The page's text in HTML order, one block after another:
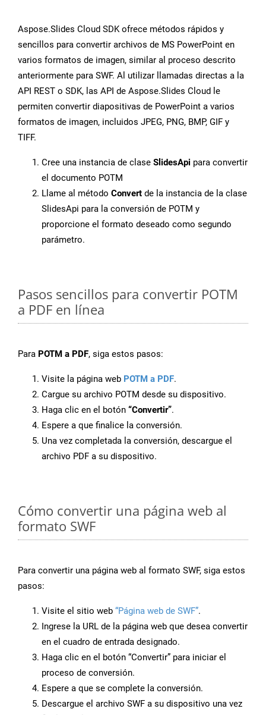
Aspose.Slides Cloud SDK ofrece métodos rápidos y
sencillos para convertir archivos de MS PowerPoint en
varios formatos de imagen, similar al proceso descrito
anteriormente para SWF. Al utilizar llamadas directas a la
API REST o SDK, las API de Aspose.Slides Cloud le
permiten convertir diapositivas de PowerPoint a varios
formatos de imagen, incluidos JPEG, PNG, BMP, GIF y
TIFF.
Cree una instancia de clase SlidesApi para convertir
el documento POTM
Llame al método Convert de la instancia de la clase
SlidesApi para la conversión de POTM y
proporcione el formato deseado como segundo
parámetro.
Pasos sencillos para convertir POTM
a PDF en línea
Para POTM a PDF, siga estos pasos:
Visite la página web POTM a PDF.
Cargue su archivo POTM desde su dispositivo.
Haga clic en el botón “Convertir”.
Espere a que finalice la conversión.
Una vez completada la conversión, descargue el
archivo PDF a su dispositivo.
Cómo convertir una página web al
formato SWF
Para convertir una página web al formato SWF, siga estos
pasos:
Visite el sitio web “Página web de SWF”.
Ingrese la URL de la página web que desea convertir
en el cuadro de entrada designado.
Haga clic en el botón “Convertir” para iniciar el
proceso de conversión.
Espere a que se complete la conversión.
Descargue el archivo SWF a su dispositivo una vez